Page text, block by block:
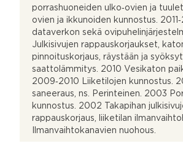
porrashuoneiden ulko‐ovien ja
ovien ja ikkunoiden kunnostus.
dataverkon sekä
Julkisivujen rappauskorjaukset,
pinnoituskorjaus, räystään ja
saattolämmitys. 2010 Vesikaton
2009‐2010 Liiketilojen kunnostus.
saneeraus, ns. Perinteinen. 2003
kunnostus. 2002 Takapihan
rappauskorjaus, liiketilan
Ilmanvaihtokanavien nuohous.